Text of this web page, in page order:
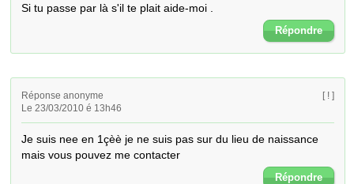
Si tu passe par là s'il te plait aide-moi .
Répondre
Réponse anonyme
Le 23/03/2010 é 13h46
[ ! ]
Je suis nee en 1çèè je ne suis pas sur du lieu de naissance
mais vous pouvez me contacter
Répondre